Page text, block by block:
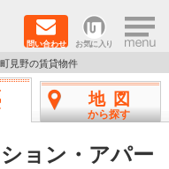
問い合わせ お気に入り ×
見野の賃貸物件
地図
から探す
ョン・アパー